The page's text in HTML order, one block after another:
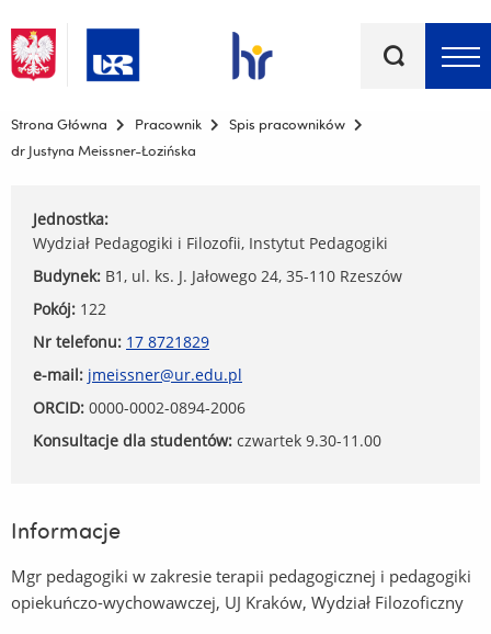
kluczowe
Menu - górna belka
Strona Główna Pracownik
Spis pracowników
dr Justyna Meissner-Łozińska
Jednostka:
Wydział Pedagogiki i Filozofii, Instytut Pedagogiki
Budynek: B1, ul. ks. J. Jałowego 24, 35-110 Rzeszów
Pokój: 122
Nr telefonu: 17 8721829
e-mail: jmeissner@ur.edu.pl
ORCID: 0000-0002-0894-2006
Konsultacje dla studentów: czwartek 9.30-11.00
Informacje
Mgr pedagogiki w zakresie terapii pedagogicznej i pedagogiki
opiekuńczo-wychowawczej, UJ Kraków, Wydział Filozoficzny